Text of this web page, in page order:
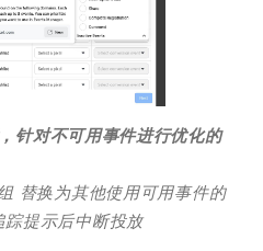
针对不可用事件进行优化的
替换为其他使用可用事件的
提示后中断投放